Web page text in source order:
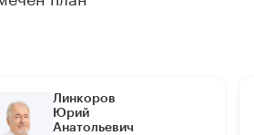
Линкоров
Юрий
Анатольевич